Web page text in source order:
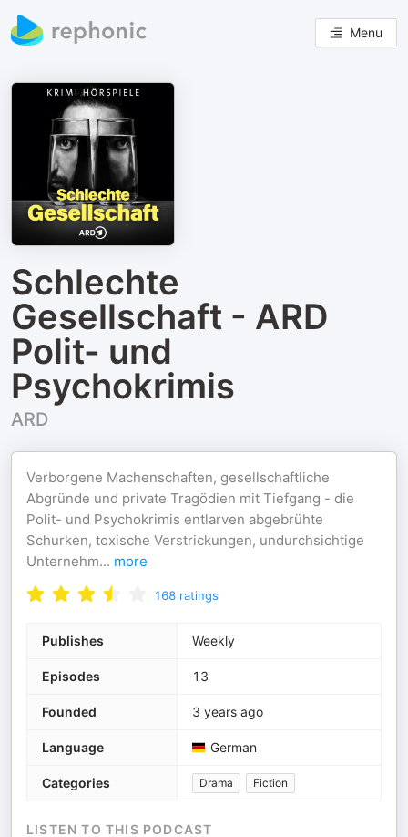
Menu
Schlechte
Gesellschaft - ARD
Polit- und
Psychokrimis
ARD
Verborgene Machenschaften, gesellschaftliche
Abgründe und private Tragödien mit Tiefgang - die
Polit- und Psychokrimis entlarven abgebrühte
Schurken, toxische Verstrickungen, undurchsichtige
Unternehm... more
168 ratings
Publishes Weekly
Episodes 13
Founded 3 years ago
Language German
Categories Drama Fiction
LISTEN TO THIS PODCAST